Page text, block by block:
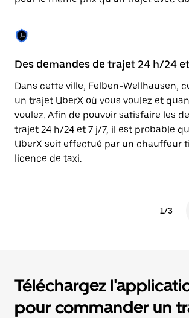
Des demandes de trajet 24 h/24
Dans cette ville, Felben-Wellhausen,
un trajet UberX où vous voulez et
voulez. Afin de pouvoir satisfaire les
trajet 24 h/24 et 7 j/7, il est probable
UberX soit effectué par un chauffeur
licence de taxi.
1/3
Téléchargez
pour commander un